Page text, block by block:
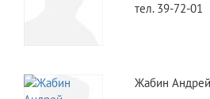
тел. 39-72-01
Жабин